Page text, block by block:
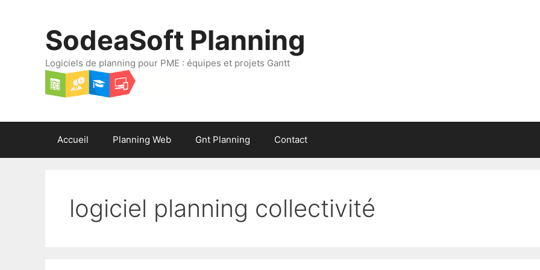
SodeaSoft Planning
Logiciels de planning pour PME : équipes et projets Gantt
Accueil Planning Web Gnt Planning Contact
logiciel planning collectivité